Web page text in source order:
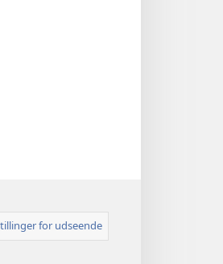
for udseende